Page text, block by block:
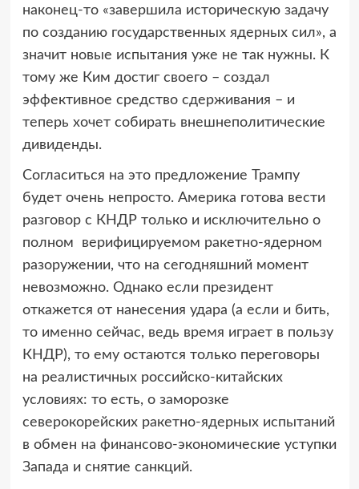
наконец-то «завершила историческую задачу
по созданию государственных ядерных сил», а
значит новые испытания уже не так нужны. К
тому же Ким достиг своего – создал
эффективное средство сдерживания – и
теперь хочет собирать внешнеполитические
дивиденды.
Согласиться на это предложение Трампу
будет очень непросто. Америка готова вести
разговор с КНДР только и исключительно о
полном верифицируемом ракетно-ядерном
разоружении, что на сегодняшний момент
невозможно. Однако если президент
откажется от нанесения удара (а если и бить,
то именно сейчас, ведь время играет в пользу
КНДР), то ему остаются только переговоры
на реалистичных российско-китайских
условиях: то есть, о заморозке
северокорейских ракетно-ядерных испытаний
в обмен на финансово-экономические уступки
Запада и снятие санкций.